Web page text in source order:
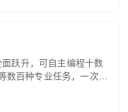
跃升，可自主编程十数
数百种专业任务，一次对
规划、执行与验证全流
长程任务中自主规划与